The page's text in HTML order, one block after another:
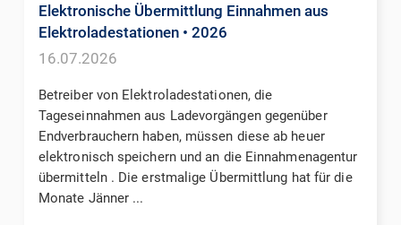
Elektronische Übermittlung Einnahmen aus
Elektroladestationen • 2026
16.07.2026
Betreiber von Elektroladestationen, die
Tageseinnahmen aus Ladevorgängen gegenüber
Endverbrauchern haben, müssen diese ab heuer
elektronisch speichern und an die Einnahmenagentur
übermitteln . Die erstmalige Übermittlung hat für die
Monate Jänner ...